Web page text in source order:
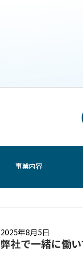
事業内容
2025年8月5日
弊社で一緒に働